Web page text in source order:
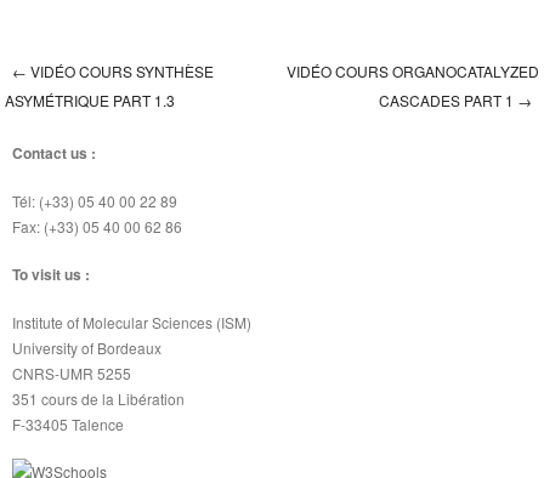
Post navigation
← VIDÉO COURS SYNTHÈSE
ASYMÉTRIQUE PART 1.3
VIDÉO COURS ORGANOCATALYZED
CASCADES PART 1 →
Contact us :
Tél: (+33) 05 40 00 22 89
Fax: (+33) 05 40 00 62 86
To visit us :
Institute of Molecular Sciences (ISM)
University of Bordeaux
CNRS-UMR 5255
351 cours de la Libération
F-33405 Talence